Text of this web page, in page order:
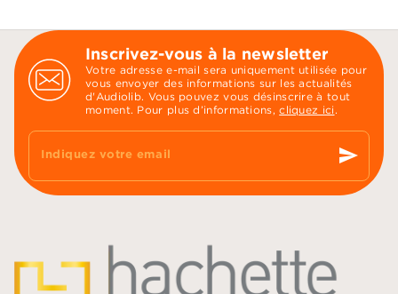
Inscrivez-vous à la newsletter
Votre adresse e-mail sera uniquement utilisée pour
vous envoyer des informations sur les actualités
d'Audiolib. Vous pouvez vous désinscrire à tout
moment. Pour plus d’informations,cliquez ici .
Indiquez votre email send